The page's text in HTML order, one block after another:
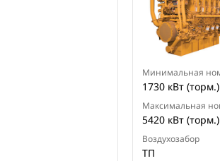
Минимальная
1730 кВт (торм.)
Максимальная
5420 кВт (торм.)
Воздухозабор
ТП